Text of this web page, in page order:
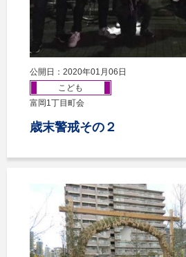
公開日：2020年01月06日
こども
富岡1丁目町会
歳末警戒その２